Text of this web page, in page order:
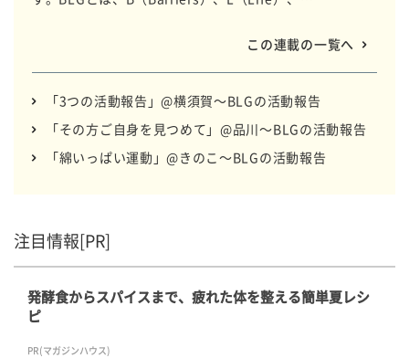
を通じてメンバーと一緒に企業と協働しながら想いをカ
タチにしています。 全国のBLGのいつもの日常をお届け
します。
この連載の一覧へ
「3つの活動報告」@横須賀～BLGの活動報告
「その方ご自身を見つめて」@品川～BLGの活動報告
「綿いっぱい運動」@きのこ～BLGの活動報告
注目情報[PR]
発酵食からスパイスまで、疲れた体を整える簡単夏レシ
ピ
PR(マガジンハウス)